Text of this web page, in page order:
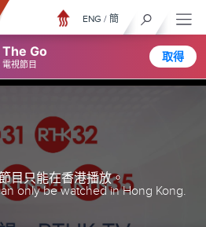
The Go
視節目
取得
ENG / 簡
目只能在香港播放。
only be watched in Hong Kong.